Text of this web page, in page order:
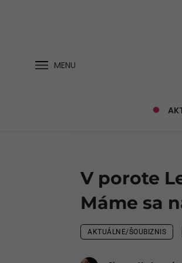
MENU
V porote
Máme sa
AKTUÁLNE/ŠOUBIZNIS